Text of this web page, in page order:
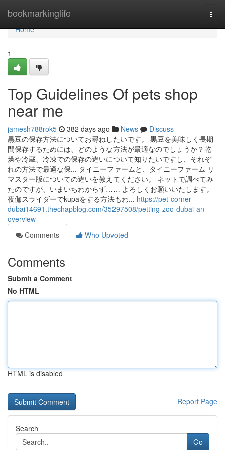
bookmarkinglife
Home
Home
1
Top Guidelines Of pets shop
near me
jamesh788rok5 382 days ago News
Discuss
黒豆の保存方法についてお尋ねしたいです。 黒豆を美味しく長期
間保存するためには、どのような方法が最適なのでしょうか？乾
燥や冷蔵、冷凍での保存の違いについて知りたいですし、それぞ
れの方法で最適な保... タイニーファームと、タイニーファーム リ
マスター版についての違いを教えてください。 ネットで調べてみ
たのですが、いまいちわからず…… よろしくお願いいたします。
夜伽スライダーでkupaをする方法もわ... https://pet-corner-
dubai14691.thechapblog.com/35297508/petting-zoo-dubai-an-
overview
Comments
Who Upvoted
Comments
Submit a Comment
No HTML
HTML is disabled
Report Page
Search
Go